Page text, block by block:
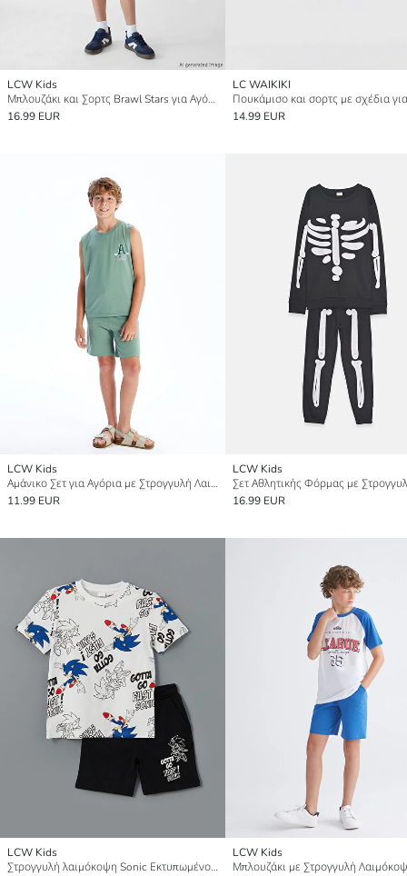
LCW Kids
Μπλουζάκι και Σορτς Brawl Stars για Αγόρια με Στρογγυλή Λαιμόκοψη
16.99 EUR
LC WAIKIKI
14.99 EUR
LCW Kids
Αμάνικο Σετ για Αγόρια με Στρογγυλή Λαιμόκοψη και Σορτς
11.99 EUR
LCW Kids
16.99 EUR
LCW Kids
Στρογγυλή λαιμόκοψη Sonic Εκτυπωμένο Σετ για αγόρια T-Shirt και Σορτς
LCW Kids